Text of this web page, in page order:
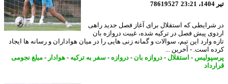
78619527
که استقلال برای آغاز فصل جدید راهی
پیش فصل در ترکیه شده، غیبت دروازه بان
وارد این تیم، سوالات و گمانه زنی هایی را در میان هواداران و رسانه ها ایجاد
است. - آخرین ...
-استقلال-دروازه بان-دروازه - سفر به ترکیه-هوادار-مبلغ نجومی